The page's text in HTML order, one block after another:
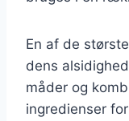
En af de
dens
måder og
ingredienser